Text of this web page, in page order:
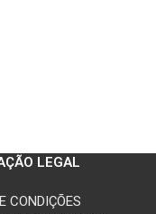
LEGAL
CONDIÇÕES